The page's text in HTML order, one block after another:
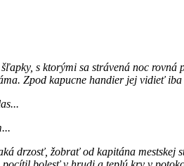
s ktorými sa strávená noc
Zpod kapucne handier jej vidieť
drzosť, žobrať od kapitána